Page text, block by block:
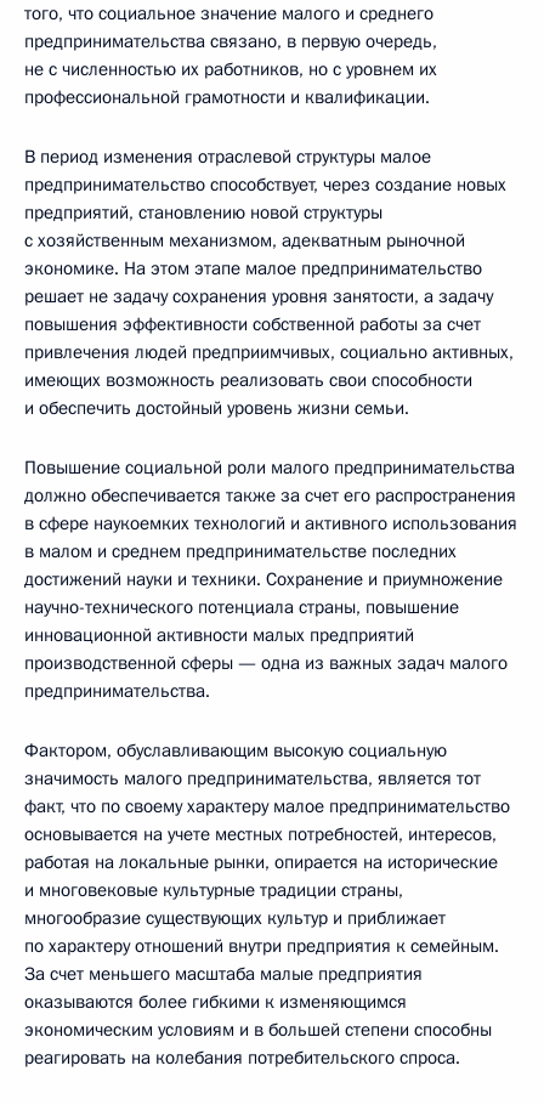
того, что социальное значение малого и среднего
предпринимательства связано, в первую очередь,
не с численностью их работников, но с уровнем их
профессиональной грамотности и квалификации.
В период изменения отраслевой структуры малое
предпринимательство способствует, через создание новых
предприятий, становлению новой структуры
с хозяйственным механизмом, адекватным рыночной
экономике. На этом этапе малое предпринимательство
решает не задачу сохранения уровня занятости, а задачу
повышения эффективности собственной работы за счет
привлечения людей предприимчивых, социально активных,
имеющих возможность реализовать свои способности
и обеспечить достойный уровень жизни семьи.
Повышение социальной роли малого предпринимательства
должно обеспечивается также за счет его распространения
в сфере наукоемких технологий и активного использования
в малом и среднем предпринимательстве последних
достижений науки и техники. Сохранение и приумножение
научно-технического потенциала страны, повышение
инновационной активности малых предприятий
производственной сферы — одна из важных задач малого
предпринимательства.
Фактором, обуславливающим высокую социальную
значимость малого предпринимательства, является тот
факт, что по своему характеру малое предпринимательство
основывается на учете местных потребностей, интересов,
работая на локальные рынки, опирается на исторические
и многовековые культурные традиции страны,
многообразие существующих культур и приближает
по характеру отношений внутри предприятия к семейным.
За счет меньшего масштаба малые предприятия
оказываются более гибкими к изменяющимся
экономическим условиям и в большей степени способны
реагировать на колебания потребительского спроса.